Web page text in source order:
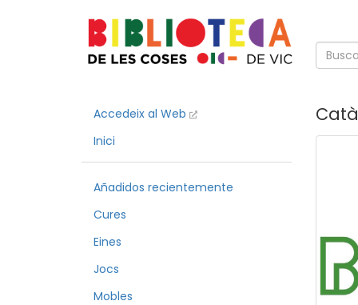
Accedeix al Web
Inici
Añadidos recientemente
Cures
Eines
Jocs
Mobles